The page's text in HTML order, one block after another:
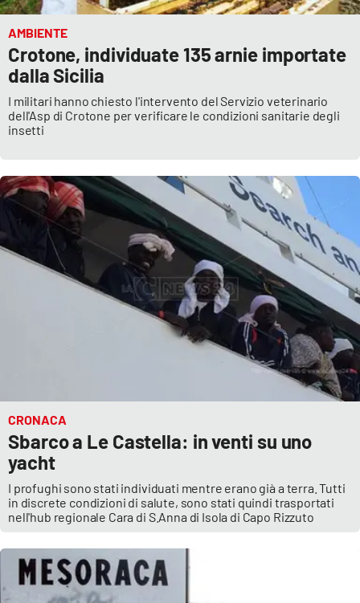
Venti di comunicazione
STREAMING
LaC Network
LaC OnAir
Vibo Valentia
Reggio Calabria
Cosenza
Lamezia Terme
AMBIENTE
Crotone, individuate 135 arnie importate
dalla Sicilia
I militari hanno chiesto l'intervento del Servizio veterinario
dell'Asp di Crotone per verificare le condizioni sanitarie degli
insetti
CRONACA
Sbarco a Le Castella: in venti su uno
yacht
I profughi sono stati individuati mentre erano già a terra. Tutti
in discrete condizioni di salute, sono stati quindi trasportati
nell'hub regionale Cara di S.Anna di Isola di Capo Rizzuto